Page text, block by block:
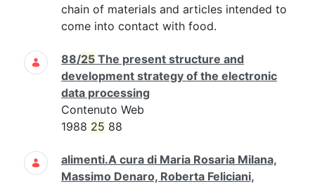
chain of materials and articles intended to
come into contact with food.
88/25 The present structure and
development strategy of the electronic
data processing
Contenuto Web
1988 25 88
alimenti.A cura di Maria Rosaria Milana,
Massimo Denaro, Roberta Feliciani,